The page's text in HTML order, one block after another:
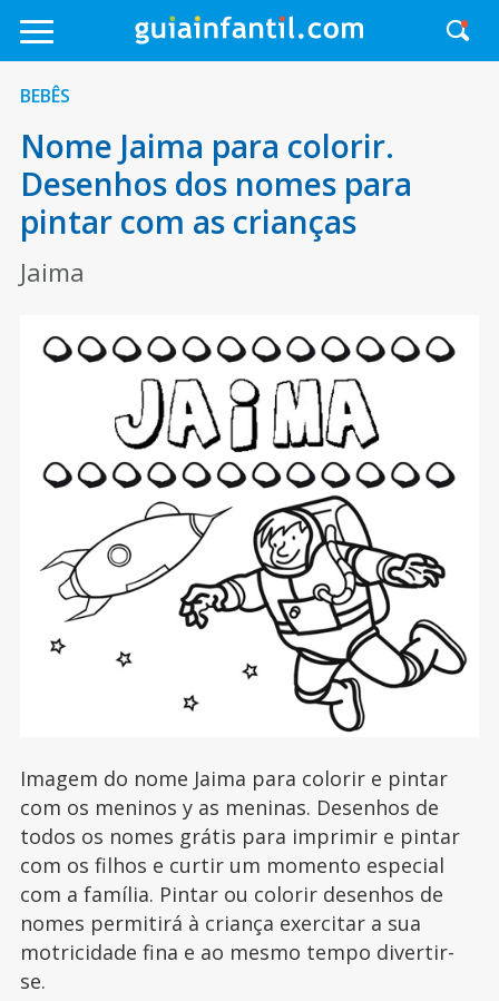
BEBÊS
Nome Jaima para colorir.
Desenhos dos nomes para
pintar com as crianças
Jaima
Imagem do nome Jaima para colorir e pintar
com os meninos y as meninas. Desenhos de
todos os nomes grátis para imprimir e pintar
com os filhos e curtir um momento especial
com a família. Pintar ou colorir desenhos de
nomes permitirá à criança exercitar a sua
motricidade fina e ao mesmo tempo divertir-
se.